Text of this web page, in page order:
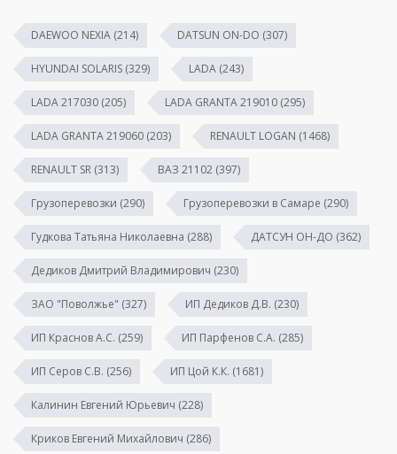
DAEWOO NEXIA (214) DATSUN ON-DO (307)
HYUNDAI SOLARIS (329) LADA (243)
LADA 217030 (205) LADA GRANTA 219010 (295)
LADA GRANTA 219060 (203) RENAULT LOGAN (1468)
RENAULT SR (313) ВАЗ 21102 (397)
Грузоперевозки (290) Грузоперевозки в Самаре (290)
Гудкова Татьяна Николаевна (288) ДАТСУН ОН-ДО (362)
Дедиков Дмитрий Владимирович (230)
ЗАО "Поволжье" (327) ИП Дедиков Д.В. (230)
ИП Краснов А.С. (259) ИП Парфенов С.А. (285)
ИП Серов С.В. (256) ИП Цой К.К. (1681)
Калинин Евгений Юрьевич (228)
Криков Евгений Михайлович (286)